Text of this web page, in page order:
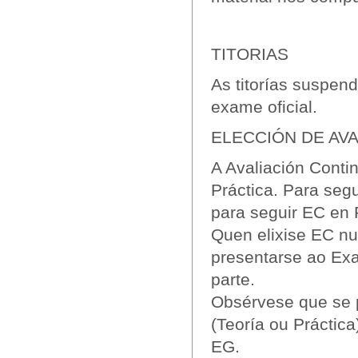
TITORIAS
As titorías
exame oficial.
ELECCIÓN DE
A Avaliación
Práctica. Para
para seguir EC en
Quen elixise EC
presentarse ao
parte.
Obsérvese que
(Teoría ou
EG.